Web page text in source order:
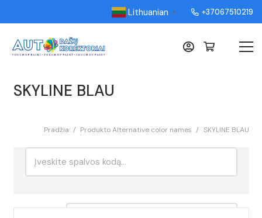
Lithuanian ▼ +37067510219
SKYLINE BLAU
Pradžia / Produkto Alternative color names / SKYLINE BLAU